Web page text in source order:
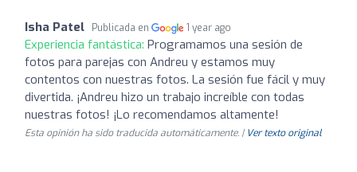
Isha Patel Publicada en 1 year ago
Experiencia fantástica: Programamos una sesión de
fotos para parejas con Andreu y estamos muy
contentos con nuestras fotos. La sesión fue fácil y muy
divertida. ¡Andreu hizo un trabajo increíble con todas
nuestras fotos! ¡Lo recomendamos altamente!
Esta opinión ha sido traducida automáticamente. | Ver texto original